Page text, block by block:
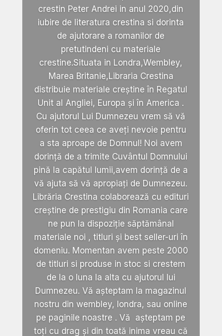
crestin Peter Andrei in anul 2020,din
iubire de literatura crestina si dorinta
de ajutorare a romanilor de
pretutindeni cu materiale
crestine.Situata in Londra,Wembley,
Marea Britanie,Libraria Crestina
distribuie materiale creștine în Regatul
Unit al Angliei, Europa și în America .
Cu ajutorul Lui Dumnezeu vrem să vă
oferin tot ceea ce aveți nevoie pentru
a sta aproape de Domnul! Noi avem
dorință de a trimite Cuvântul Domnului
pină la capătul lumii,avem dorință de a
vă ajuta să vă apropiați de Dumnezeu.
Librăria Crestina colaborează cu edituri
creștine de prestigiu din Romania care
ne pun la dispoziție săptămânal
materiale noi , titluri și best seller-uri în
domeniu. Momentan avem peste 2000
de titluri si produse in stoc si crestem
de la o luna la alta cu ajutorul lui
Dumnezeu. Vă așteptam la magazinul
nostru din wembley, londra, sau online
pe paginile noastre . Vă așteptam pe
toți cu drag și din toată inima vreau că